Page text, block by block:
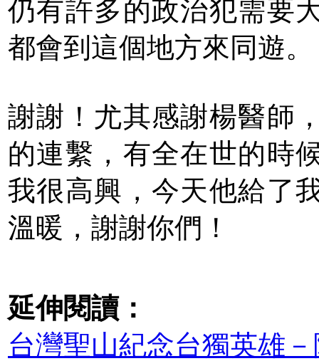
仍有許多的政治犯需要
都會到這個地方來同遊。
謝謝！尤其感謝楊醫師
的連繫，有全在世的時
我很高興，今天他給了
溫暖，謝謝你們！
延伸閱讀：
台灣聖山紀念台獨英雄